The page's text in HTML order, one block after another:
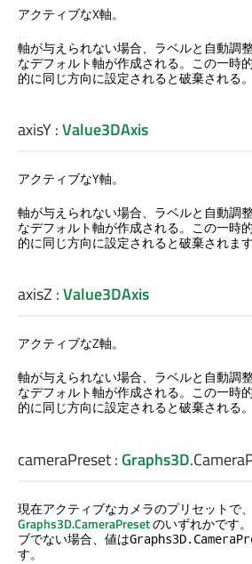
アクティブなX軸。
軸が与えられない場合、ラベルと自動調
なデフォルト軸が作成される。この一時
的に同じ方向に設定されると破棄される。
axisY:Value3DAxis
アクティブなY軸。
軸が与えられない場合、ラベルと自動調
なデフォルト軸が作成される。この一時
的に同じ方向に設定されると破棄されます
axisZ :Value3DAxis
アクティブなZ軸。
軸が与えられない場合、ラベルと自動調
なデフォルト軸が作成される。この一時
的に同じ方向に設定されると破棄される。
cameraPreset: Graphs3D.
現在アクティブなカメラのプリセットで、
Graphs3D.CameraPresetのいずれかです
ブでない場合、値は
す。